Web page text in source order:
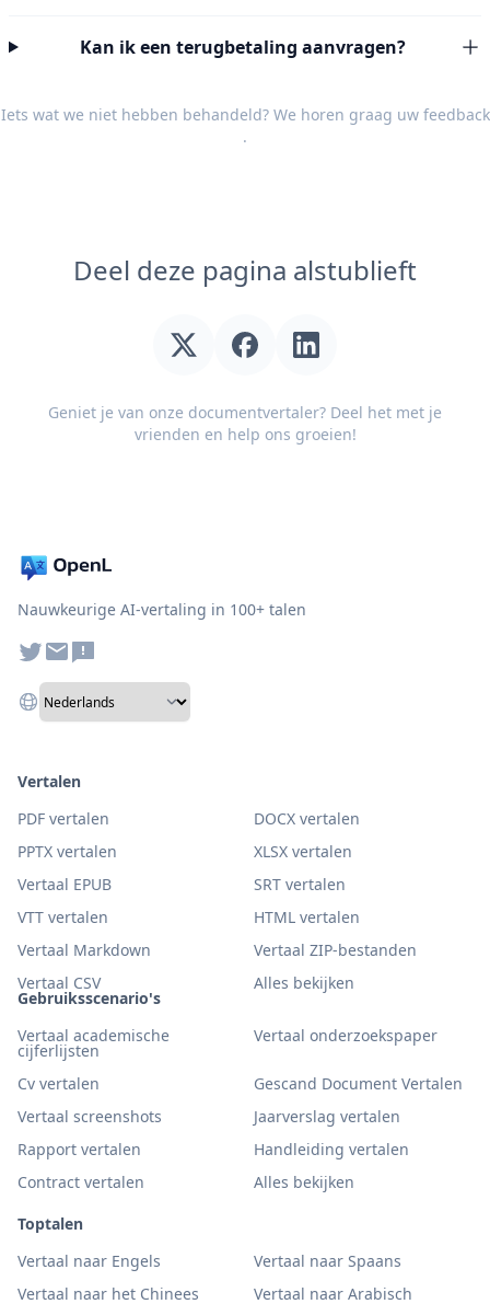
Kan ik een terugbetaling aanvragen?
Iets wat we niet hebben behandeld? We horen graag uw feedback
.
Deel deze pagina alstublieft
Geniet je van onze documentvertaler? Deel het met je
vrienden en help ons groeien!
Nauwkeurige AI-vertaling in 100+ talen
Gebruiksscenario's
Vertaal academische
cijferlijsten
Vertaal onderzoekspaper
Cv vertalen
Gescand Document Vertalen
Vertaal screenshots
Jaarverslag vertalen
Rapport vertalen
Handleiding vertalen
Contract vertalen
Alles bekijken
Toptalen
Vertaal naar Engels
Vertaal naar Spaans
Vertaal naar het Chinees
Vertaal naar Arabisch
Vertalen
PDF vertalen
DOCX vertalen
PPTX vertalen
XLSX vertalen
Vertaal EPUB
SRT vertalen
VTT vertalen
HTML vertalen
Vertaal Markdown
Vertaal ZIP-bestanden
Vertaal CSV
Alles bekijken